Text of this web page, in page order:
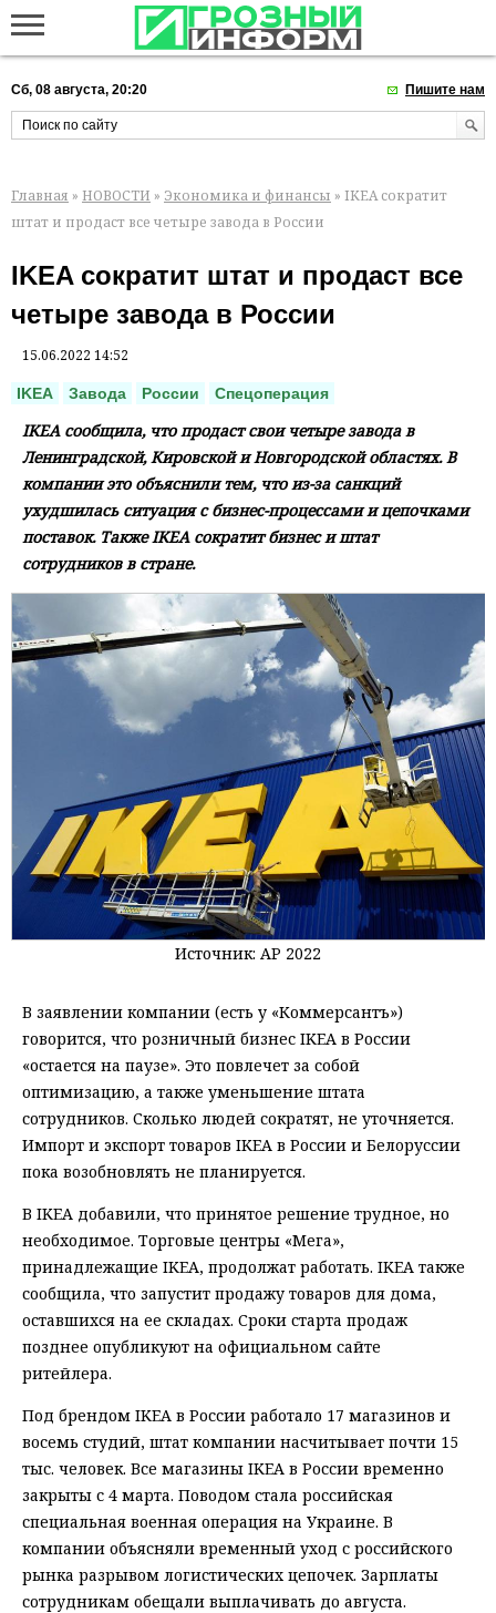
Сб, 08 августа, 20:20 Пишите нам
Главная » НОВОСТИ » Экономика и финансы » IKEA сократит
штат и продаст все четыре завода в России
IKEA сократит штат и продаст все
четыре завода в России
15.06.2022 14:52
IKEA Завода России Спецоперация
IKEA сообщила, что продаст свои четыре завода в
Ленинградской, Кировской и Новгородской областях. В
компании это объяснили тем, что из-за санкций
ухудшилась ситуация с бизнес-процессами и цепочками
поставок. Также IKEA сократит бизнес и штат
сотрудников в стране.
Источник: AP 2022
В заявлении компании (есть у «Коммерсантъ»)
говорится, что розничный бизнес IKEA в России
«остается на паузе». Это повлечет за собой
оптимизацию, а также уменьшение штата
сотрудников. Сколько людей сократят, не уточняется.
Импорт и экспорт товаров IKEA в России и Белоруссии
пока возобновлять не планируется.
В IKEA добавили, что принятое решение трудное, но
необходимое. Торговые центры «Мега»,
принадлежащие IKEA, продолжат работать. IKEA также
сообщила, что запустит продажу товаров для дома,
оставшихся на ее складах. Сроки старта продаж
позднее опубликуют на официальном сайте
ритейлера.
Под брендом IKEA в России работало 17 магазинов и
восемь студий, штат компании насчитывает почти 15
тыс. человек. Все магазины IKEA в России временно
закрыты с 4 марта. Поводом стала российская
специальная военная операция на Украине. В
компании объясняли временный уход с российского
рынка разрывом логистических цепочек. Зарплаты
сотрудникам обещали выплачивать до августа.